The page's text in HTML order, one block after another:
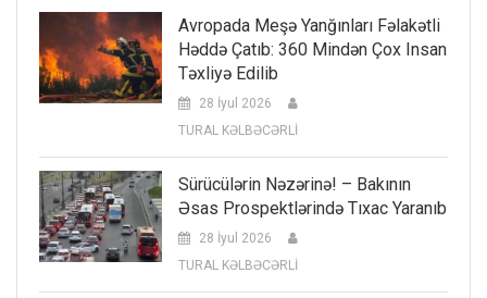
Avropada Meşə Yanğınları Fəlakətli
Həddə Çatıb: 360 Mindən Çox Insan
Təxliyə Edilib
28 İyul 2026
TURAL KƏLBƏCƏRLİ
Sürücülərin Nəzərinə! – Bakının
Əsas Prospektlərində Tıxac Yaranıb
28 İyul 2026
TURAL KƏLBƏCƏRLİ